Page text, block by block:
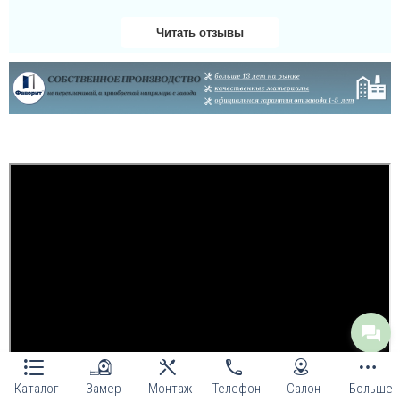
Каталог Замер Монтаж Телефон Салон Больше
Даша
та за установку чим
Читать отзывы